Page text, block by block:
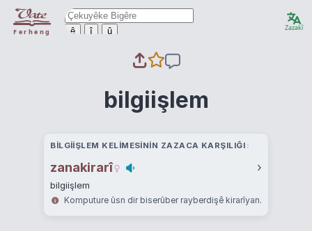
Ferheng ê î û Zazakî
bilgiişlem
BILGIIŞLEM KELIMESININ ZAZACA KARŞILIĞI
zanakirarî ›
bilgiişlem
Komputure ûsn dir biserûber rayberdişê kirarîyan.